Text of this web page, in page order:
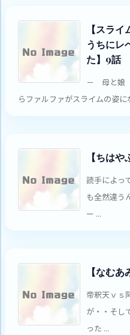
【スラ
うちにレ
た】9話
－ 母と娘
らファルファがスライムの姿に
【ちは
読手によっ
も全然違う
ー ...
【なむ
帝釈天ｖｓ
が・・そし
った ...